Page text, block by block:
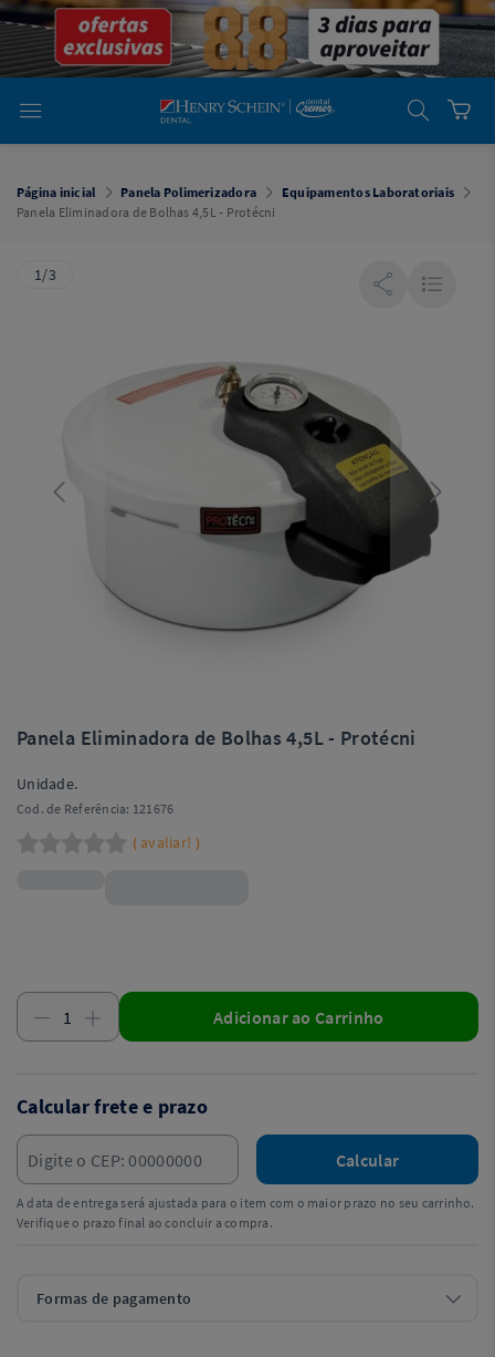
emDental
Cremer -
Henry Schein
Laboratório
Laboratório
Cremer -
Henry Schein
Cremer
Simples
Página inicial Panela Polimerizadora
Equipamentos Laboratoriais
Panela Eliminadora de Bolhas 4,5L - Protécni
1/3
Panela Eliminadora de Bolhas 4,5L - Protécni
Unidade.
Cod. de Referência: 121676
( avaliar! )
Adicionar ao Carrinho
Calcular frete e prazo
Calcular
A data de entrega será ajustada para o item com o maior prazo no seu carrinho.
Verifique o prazo final ao concluir a compra.
Formas de pagamento